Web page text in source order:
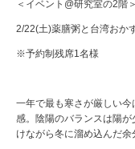
＜イベント@研究室の2階＞
2/22(土)薬膳粥と台湾おか
※予約制残席1名様
一年で最も寒さが厳しい
感。陰陽のバランスは陽
けながら冬に溜め込んだ余